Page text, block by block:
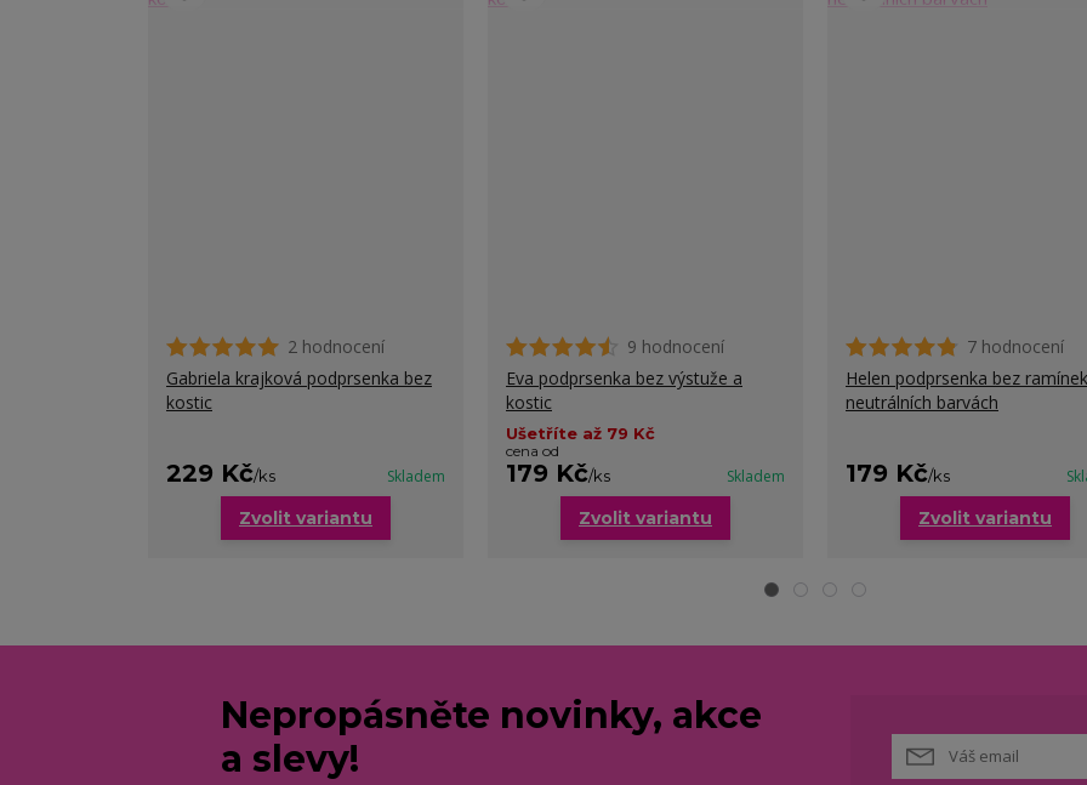
2 hodnocení
Gabriela krajková podprsenka bez
kostic
229 Kč/ks Skladem
Zvolit variantu
9 hodnocení
Eva podprsenka bez výstuže a
kostic
Ušetříte až 79 Kč
cena od
179 Kč/ks Skladem
Zvolit variantu
7 hodnocení
Helen podprsenka bez
neutrálních barvách
179 Kč/ks
Zvolit variantu
Nepropásněte novinky, akce
a slevy!